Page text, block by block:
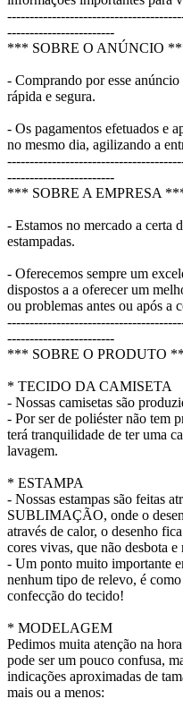
------------------------
*** SOBRE O ANÚNCIO
- Comprando por esse
rápida e segura.
- Os pagamentos efetuados e
no mesmo dia, agilizando a
------------------------
*** SOBRE A EMPRESA
- Estamos no mercado a certa
estampadas.
- Oferecemos sempre um
dispostos a a oferecer um
ou problemas antes ou após a
------------------------
*** SOBRE O PRODUTO
* TECIDO DA CAMISETA
- Nossas camisetas são
- Por ser de poliéster não tem
terá tranquilidade de ter uma
lavagem.
* ESTAMPA
- Nossas estampas são feitas
SUBLIMAÇÃO, onde o
através de calor, o desenho
cores vivas, que não desbota
- Um ponto muito importante
nenhum tipo de relevo, é como
confecção do tecido!
* MODELAGEM
Pedimos muita atenção na
pode ser um pouco confusa,
indicações aproximadas de
mais ou a menos: